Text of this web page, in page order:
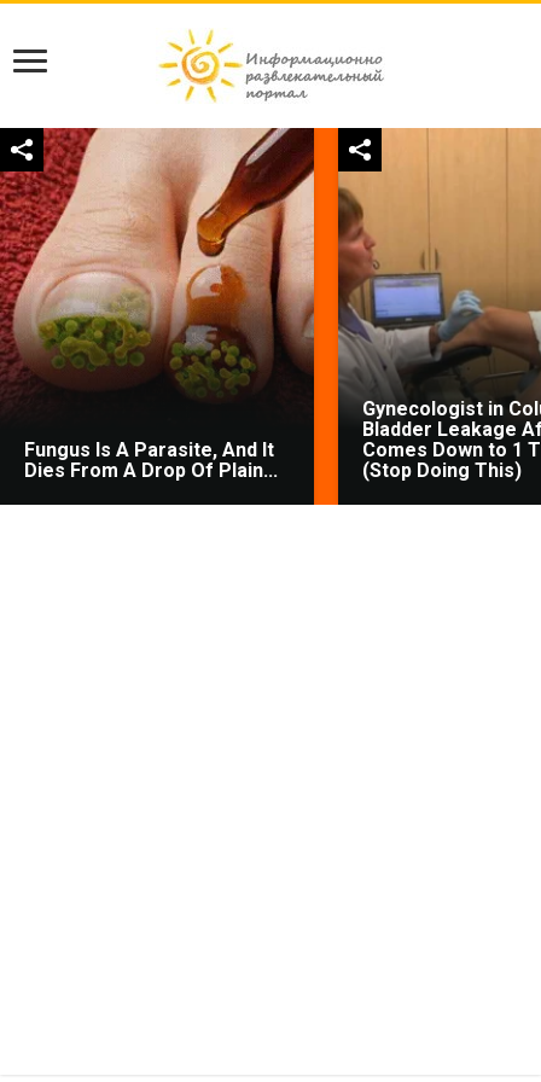
Fungus Is A Parasite, And It
Dies From A Drop Of Plain...
Gynecologist in
Bladder Leakage
Comes Down to 1
(Stop Doing This)